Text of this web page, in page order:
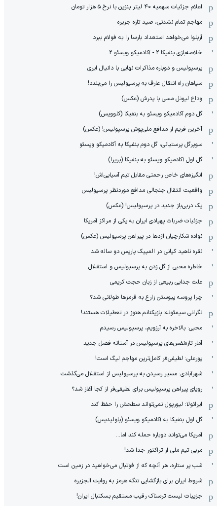
اعلام جزئیات سهمیه ۴۰ لیتر بنزین با نرخ ۵ هزار تومان
مهاجم تمام نشدنی، صید تازه جزیره
آربلوا می‌خواهد استعداد بارسا را به فولام ببرد
خلاصه‌بازی بنفیکا 2 - آکادمیکو ویسئو 2
پرسپولیس و دوباره مذاکرات نهایی با دانیال ایری
سپاهان راه انتقال عارف به پرسپولیس را می‌بندد!
وداع لیونل مسی با پدرش (عکس)
گل دوم آکادمیکو ویسئو به بنفیکا (کلوویس)
آخرین فریم از مدافع ملی‌پوش پرسپولیس! (عکس)
سوپرگل پرستیانی، گل دوم بنفیکا به آکادمیکو ویسئو
گل اول آکادمیکو ویسئو به بنفیکا (پریرا)
انگیزه‌های خاص رحمتی مقابل تیم‌ آسیایی‌اش!
واقعیت انتقال جنجالی مدافع موردنظر پرسپولیس
یک دربی‌باز جدید در پرسپولیس! (عکس)
جزئیات ضربات پهپادی ایران به یکی از مراکز آمریکا
نواده شکارچیان اژدها در پیراهن پرسپولیس (عکس)
نقره ناهید کیانی در المپیک پاریس دو ساله شد
خاطره محبی از گل زدن به پرسپولیس و استقلال
علت جدایی ربیعی از زبان حجت کریمی
چرا پروسه پیوستن زارع به قرمزها طولانی شد؟
نگرانی سیمئونه: بازیکنانم هنوز در تعطیلات هستند!
محبی: بالاخره به آرزویم، پرسپولیس رسیدم
آمار تازه‌نفس‌های پرسپولیس در آستانه فصل جدید
پورعلی: لطیفی‌فر کامل‌ترین مهاجم لیگ است!
شهرآبادی: مسیر رسیدن به پرسپولیس از استقلال می‌گذشت
رویای پیراهن پرسپولیس برای لطیفی‌فر از کجا آغاز شد؟
ایرائولا: لیورپول نمی‌تواند سطحش را حفظ کند
گل اول بنفیکا به آکادمیکو ویسئو (پاولیدیس)
آمریکا می‌تواند دوباره حمله کند اما...
مربی تیم ملی از تراکتور جدا شد!
شب پر ستاره، هر آنچه که از فوتبال می‌خواهید در زمین است
شروط ایران برای بازگشایی تنگه هرمز به روایت الجزیره
جزییات لیست ترسناک رقیب مستقیم بسکتبال ایران!